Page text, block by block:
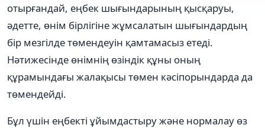
отырғандай, еңбек шығындарының қысқаруы,
әдетте, өнім бірлігіне жұмсалатын шығындардың
бір мезгілде төмендеуін қамтамасыз етеді.
Нәтижесінде өнімнің өзіндік құны оның
құрамындағы жалақысы төмен кәсіпорындарда да
төмендейді.
Бұл үшін еңбекті ұйымдастыру және нормалау өз